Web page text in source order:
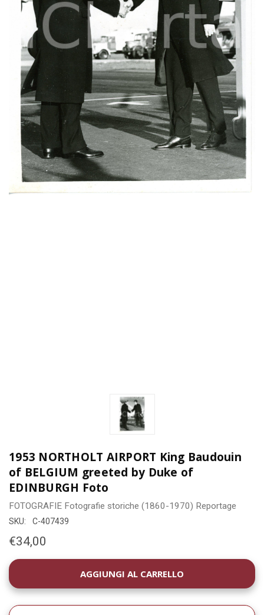
1953 NORTHOLT AIRPORT King Baudouin
of BELGIUM greeted by Duke of
EDINBURGH Foto
FOTOGRAFIE Fotografie storiche (1860-1970) Reportage
SKU: C-407439
€34,00
DISPONIBILITÀ
ATTUALE: